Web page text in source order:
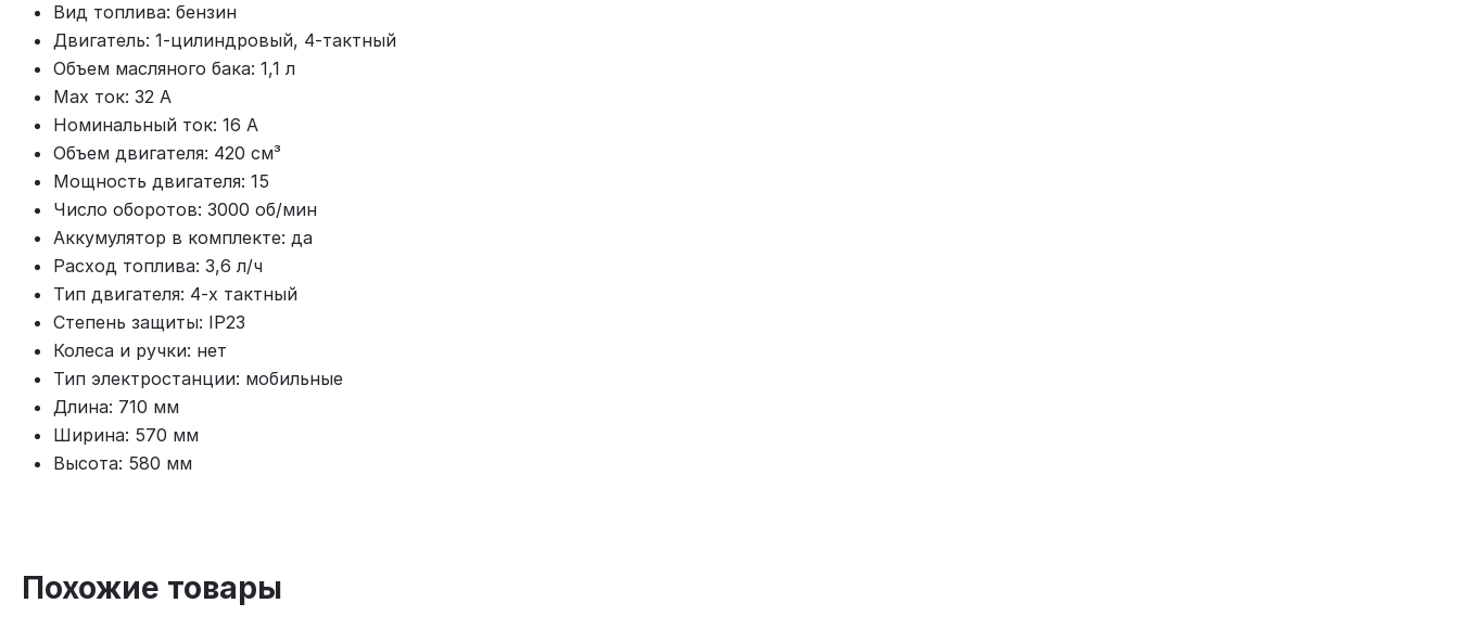
Вид топлива: бензин
Двигатель: 1-цилиндровый, 4-тактный
Объем масляного бака: 1,1 л
Max ток: 32 А
Номинальный ток: 16 А
Объем двигателя: 420 см³
Мощность двигателя: 15
Число оборотов: 3000 об/мин
Аккумулятор в комплекте: да
Расход топлива: 3,6 л/ч
Тип двигателя: 4-х тактный
Степень защиты: IP23
Колеса и ручки: нет
Тип электростанции: мобильные
Длина: 710 мм
Ширина: 570 мм
Высота: 580 мм
Похожие товары